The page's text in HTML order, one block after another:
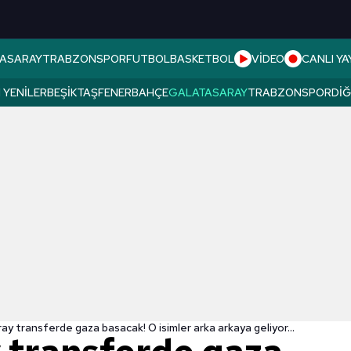
TRABZONSPORFUTBOLBASKETBOL VİDEO CANLI
YENILERBEŞIKTAŞFENERBAHÇEGALATASARAYTRABZONSPOR
transferde gaza basacak! O isimler arka arkaya geliyor...